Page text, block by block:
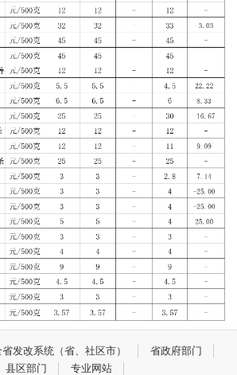
省发改系统（省、社区市）
省政府部门
县区部门
专业网站